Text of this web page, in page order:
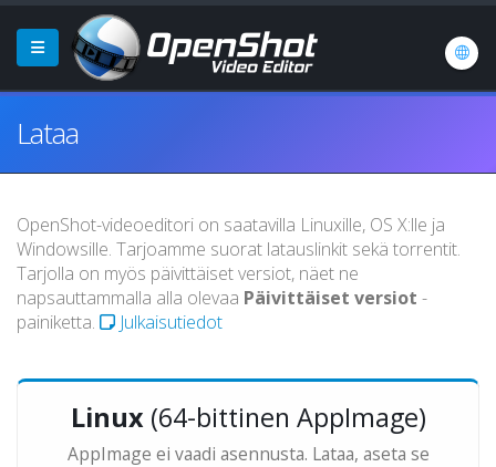
Lataa
OpenShot-videoeditori on saatavilla Linuxille, OS X:lle ja
Windowsille. Tarjoamme suorat latauslinkit sekä torrentit.
Tarjolla on myös päivittäiset versiot, näet ne
napsauttammalla alla olevaa Päivittäiset versiot -
painiketta.
Julkaisutiedot
Linux(64-bittinen AppImage)
AppImage ei vaadi asennusta. Lataa, aseta se